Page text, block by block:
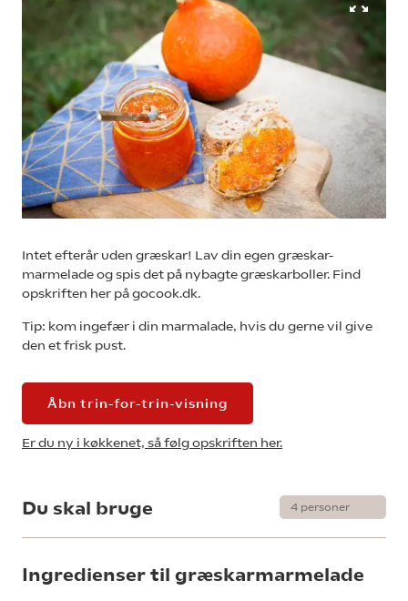
Intet efterår uden græskar! Lav din egen græskar-
marmelade og spis det på nybagte græskarboller. Find
opskriften her på gocook.dk.
Tip: kom ingefær i din marmalade, hvis du gerne vil give
den et frisk pust.
Åbn trin-for-trin-visning
Er du ny i køkkenet, så følg opskriften her.
Du skal bruge
Ingredienser til græskarmarmelade